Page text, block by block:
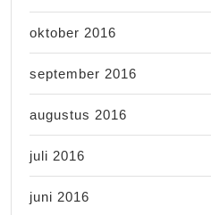
oktober 2016
september 2016
augustus 2016
juli 2016
juni 2016